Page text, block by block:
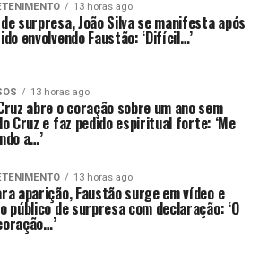
13 horas ago
surpresa, João Silva se manifesta após
envolvendo Faustão: ‘Difícil…’
13 horas ago
abre o coração sobre um ano sem
Cruz e faz pedido espiritual forte: ‘Me
a…’
13 horas ago
aparição, Faustão surge em vídeo e
público de surpresa com declaração: ‘O